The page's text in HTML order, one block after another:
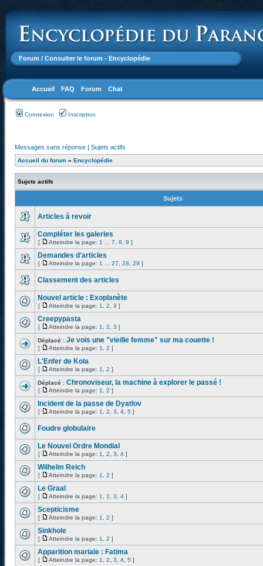
Forum / Consulter le forum - Encyclopédie
Accueil FAQ Forum Chat
Connexion Inscription
Messages sans réponse | Sujets actifs
Accueil du forum » Encyclopédie
Sujets actifs
Sujets
Articles à revoir
Compléter les galeries
[ Atteindre la page: 1 7 8 9 ]
Demandes d'articles
[ Atteindre la page: 1 27 28 29 ]
Classement des articles
Nouvel article : Exoplanète
[ Atteindre la page: 1 2 3 ]
Creepypasta
[ Atteindre la page: 1 2 3 ]
Déplacé : Je vois une "vieille femme" sur ma couette !
[ Atteindre la page: 1 2 ]
L'Enfer de Kola
[ Atteindre la page: 1 2 ]
Déplacé : Chronoviseur, la machine à explorer le passé !
[ Atteindre la page: 1 2 ]
Incident de la passe de Dyatlov
[ Atteindre la page: 1 2 3 4 5 ]
Foudre globulaire
Le Nouvel Ordre Mondial
[ Atteindre la page: 1 2 3 4 ]
Wilhelm Reich
[ Atteindre la page: 1 2 ]
Le Graal
[ Atteindre la page: 1 2 3 4 ]
Scepticisme
[ Atteindre la page: 1 2 ]
Sinkhole
[ Atteindre la page: 1 2 ]
Apparition mariale : Fatima
[ Atteindre la page: 1 2 3 4 5 ]